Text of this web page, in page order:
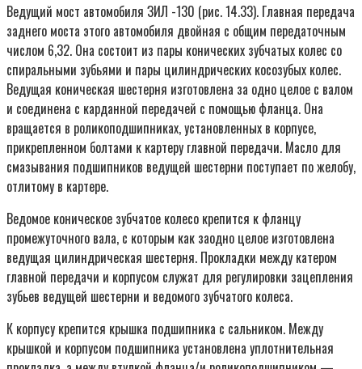
Ведущий мост автомобиля ЗИЛ -130 (рис. 14.33). Главная передача
заднего моста этого автомобиля двойная с общим передаточным
числом 6,32. Она состоит из пары конических зубчатых колес со
спиральными зубьями и пары цилиндрических косозубых колес.
Ведущая коническая шестерня изготовлена за одно целое с валом
и соединена с карданной передачей с помощью фланца. Она
вращается в роликоподшипниках, установленных в корпусе,
прикрепленном болтами к картеру главной передачи. Масло для
смазывания подшипников ведущей шестерни поступает по желобу,
отлитому в картере.
Ведомое коническое зубчатое колесо крепится к фланцу
промежуточного вала, с которым как заодно целое изготовлена
ведущая цилиндрическая шестерня. Прокладки между катером
главной передачи и корпусом служат для регулировки зацепления
зубьев ведущей шестерни и ведомого зубчатого колеса.
К корпусу крепится крышка подшипника с сальником. Между
крышкой и корпусом подшипника установлена уплотнительная